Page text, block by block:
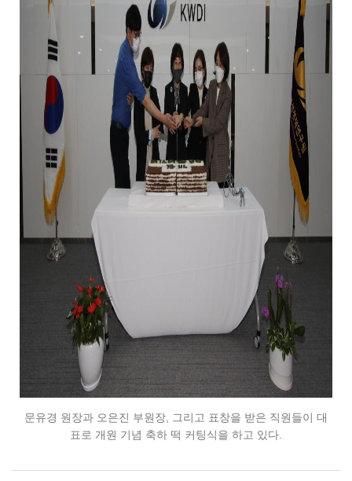
문유경 원장과 오은진 부원장, 그리고 표창을 받은 직원들이 대
표로 개원 기념 축하 떡 커팅식을 하고 있다.